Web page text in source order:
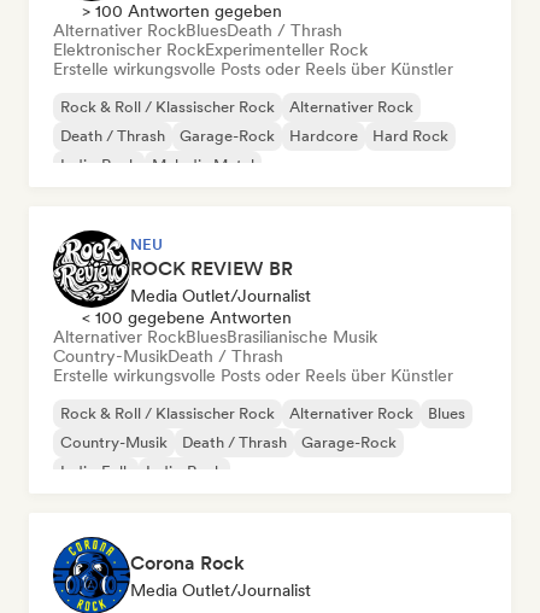
> 100 Antworten gegeben
Alternativer RockBluesDeath / Thrash
Elektronischer RockExperimenteller Rock
Erstelle wirkungsvolle Posts oder Reels über Künstler
Rock & Roll / Klassischer Rock
Alternativer Rock
Death / Thrash
Garage-Rock Hardcore
Hard Rock
Indie-Rock
Melodic Metal
NEU
ROCK REVIEW BR
Media Outlet/Journalist
< 100 gegebene Antworten
Alternativer RockBluesBrasilianische Musik
Country-MusikDeath / Thrash
Erstelle wirkungsvolle Posts oder Reels über Künstler
Rock & Roll / Klassischer Rock Alternativer Rock
Blues
Country-Musik
Death / Thrash
Garage-Rock
Indie-Folk
Indie-Rock
Corona Rock
Media Outlet/Journalist